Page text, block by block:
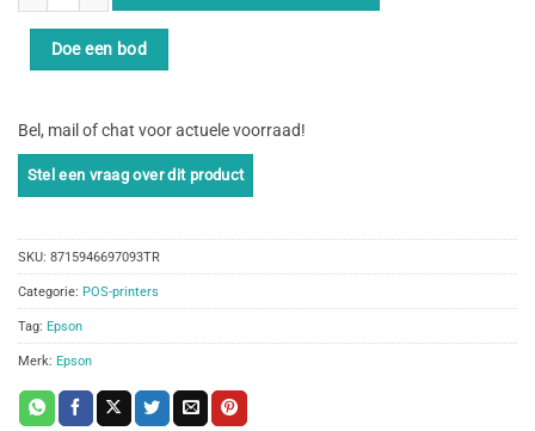
Doe een bod
Bel, mail of chat voor actuele voorraad!
SKU: 8715946697093TR
Categorie: POS-printers
Tag: Epson
Merk: Epson